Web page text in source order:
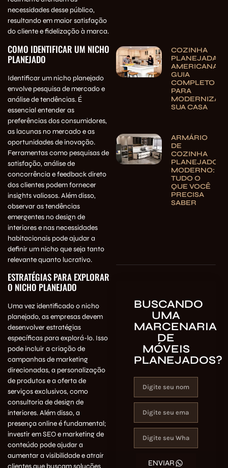
necessidades desse público,
resultando em maior satisfação
do cliente e fidelização à marca.
COMO IDENTIFICAR UM NICHO
PLANEJADO
Identificar um nicho planejado
envolve pesquisa de mercado e
análise de tendências. É
essencial entender as
preferências dos consumidores,
as lacunas no mercado e as
oportunidades de inovação.
Ferramentas como pesquisas de
satisfação, análise de
concorrência e feedback direto
dos clientes podem fornecer
insights valiosos. Além disso,
observar as tendências
emergentes no design de
interiores e nas necessidades
habitacionais pode ajudar a
definir um nicho que seja tanto
relevante quanto lucrativo.
ESTRATÉGIAS PARA EXPLORAR
O NICHO PLANEJADO
Uma vez identificado o nicho
planejado, as empresas devem
desenvolver estratégias
específicas para explorá-lo. Isso
pode incluir a criação de
campanhas de marketing
direcionadas, a personalização
de produtos e a oferta de
serviços exclusivos, como
consultoria de design de
interiores. Além disso, a
presença online é fundamental;
investir em SEO e marketing de
conteúdo pode ajudar a
aumentar a visibilidade e atrair
COZINHA
PLANEJADA
AMERICANA:
GUIA
COMPLETO
PARA
MODERNIZAR
SUA CASA
ARMÁRIO
DE
COZINHA
PLANEJADO
MODERNO:
TUDO O
QUE VOCÊ
PRECISA
SABER
BUSCANDO
UMA
MARCENARIA
DE
MÓVEIS
PLANEJADOS?
ENVIAR